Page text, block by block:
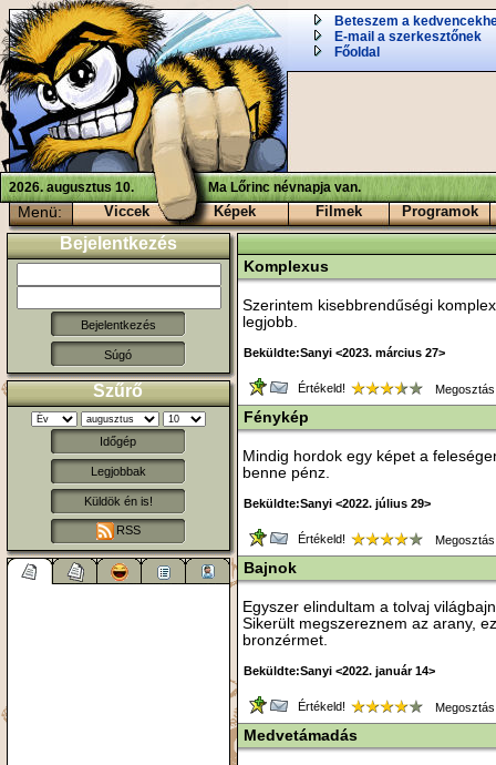
Beteszem a
E-mail a szerkesztőnek
Főoldal
2026. augusztus 10. Ma Lőrinc névnapja van.
Menü: Viccek Képek Filmek Programok
Bejelentkezés
Súgó
Szűrő
Időgép
Legjobbak
Küldök én is!
RSS
Komplexus
Szerintem kisebbrendűségi
legjobb.
Beküldte:Sanyi <2023. március 27>
Értékeld!
Fénykép
Mindig hordok egy képet a
benne pénz.
Beküldte:Sanyi <2022. július 29>
Értékeld!
Bajnok
Egyszer elindultam a tolvaj
Sikerült megszereznem az arany,
bronzérmet.
Beküldte:Sanyi <2022. január 14>
Értékeld!
Medvetámadás